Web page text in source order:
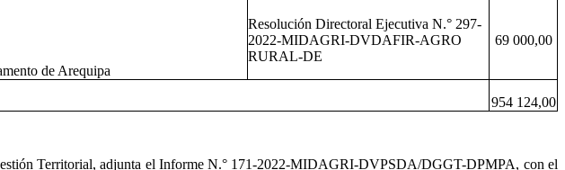
de Arequipa
Resolución Directoral Ejecutiva N.° 297-
2022-MIDAGRI-DVDAFIR-AGRO
RURAL-DE
69 000,00
954 124,00
Territorial, adjunta el Informe N.° 171-2022-MIDAGRI-DVPSDA/DGGT-DPMPA, con el